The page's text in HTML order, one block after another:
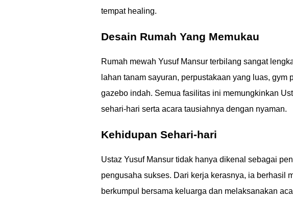
tempat healing.
Desain Rumah Yang Memukau
Rumah mewah Yusuf Mansur terbilang sangat
lahan tanam sayuran, perpustakaan yang luas,
gazebo indah. Semua fasilitas ini memungkinkan
sehari-hari serta acara tausiahnya dengan nyaman.
Kehidupan Sehari-hari
Ustaz Yusuf Mansur tidak hanya dikenal sebagai
pengusaha sukses. Dari kerja kerasnya, ia berhasil
berkumpul bersama keluarga dan melaksanakan